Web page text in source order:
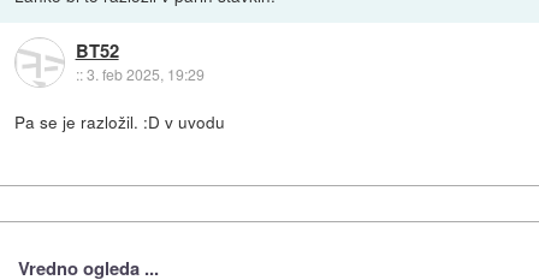
BT52
::3. feb 2025, 19:29
Pa se je razložil. :D v uvodu
Vredno ogleda ...